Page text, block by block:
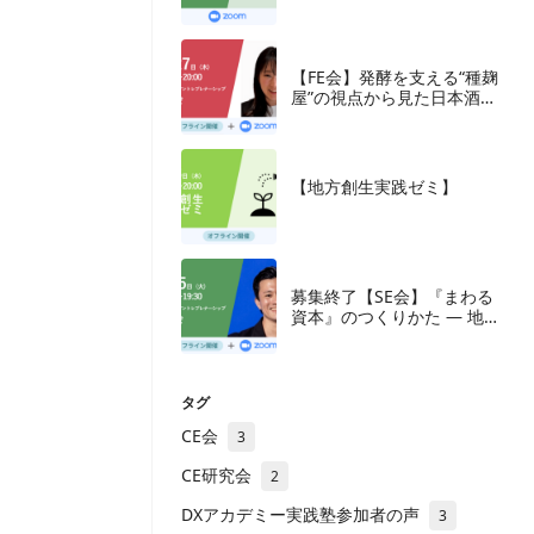
【FE会】発酵を支える“種麹
屋”の視点から見た日本酒産
【地方創生実践ゼミ】
募集終了【SE会】『まわる
資本』のつくりかた — 地方
タグ
CE会 3
CE研究会 2
DXアカデミー実践塾参加者の声 3